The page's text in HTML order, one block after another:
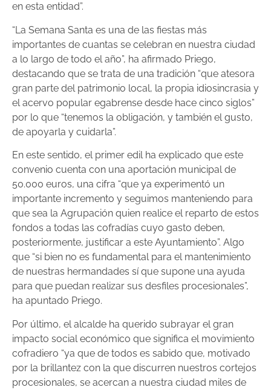
en esta entidad”.
“La Semana Santa es una de las fiestas más
importantes de cuantas se celebran en nuestra ciudad
a lo largo de todo el año”, ha afirmado Priego,
destacando que se trata de una tradición “que atesora
gran parte del patrimonio local, la propia idiosincrasia y
el acervo popular egabrense desde hace cinco siglos”
por lo que “tenemos la obligación, y también el gusto,
de apoyarla y cuidarla”.
En este sentido, el primer edil ha explicado que este
convenio cuenta con una aportación municipal de
50.000 euros, una cifra “que ya experimentó un
importante incremento y seguimos manteniendo para
que sea la Agrupación quien realice el reparto de estos
fondos a todas las cofradías cuyo gasto deben,
posteriormente, justificar a este Ayuntamiento”. Algo
que “si bien no es fundamental para el mantenimiento
de nuestras hermandades sí que supone una ayuda
para que puedan realizar sus desfiles procesionales”,
ha apuntado Priego.
Por último, el alcalde ha querido subrayar el gran
impacto social económico que significa el movimiento
cofradiero “ya que de todos es sabido que, motivado
por la brillantez con la que discurren nuestros cortejos
procesionales, se acercan a nuestra ciudad miles de